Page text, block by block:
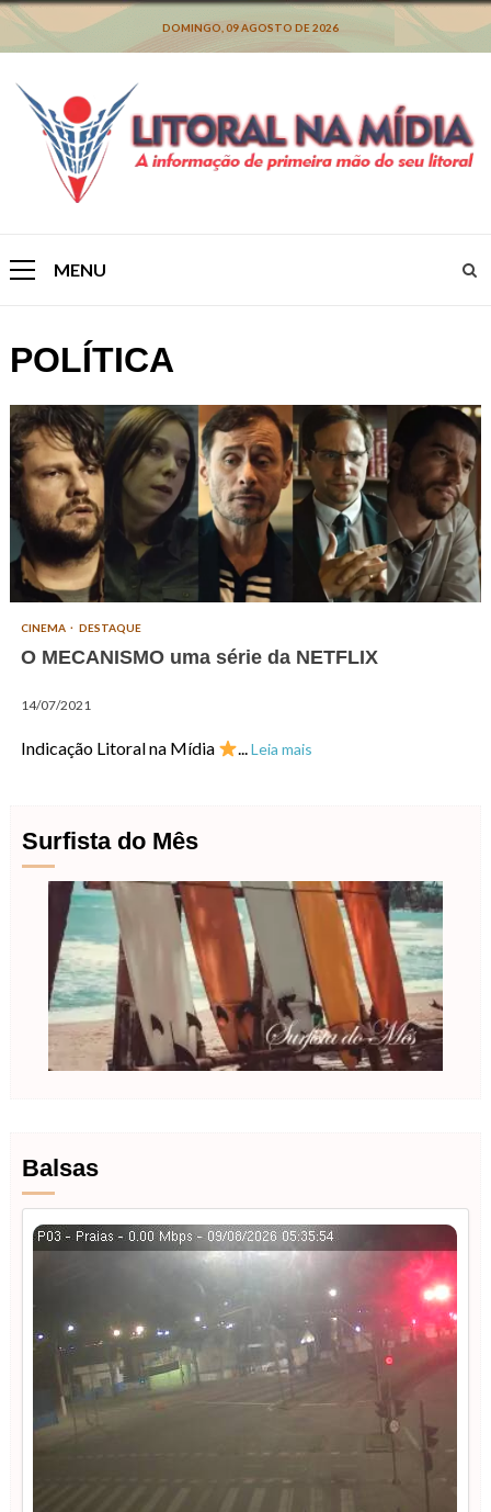
Skip
content
DOMINGO, 09 AGOSTO DE 2026
PrimaryMENU
POLÍTICA
CINEMA DESTAQUE
O MECANISMO uma série da NETFLIX
14/07/2021
Indicação Litoral na Mídia ...Leia mais
Surfista do Mês
Balsas